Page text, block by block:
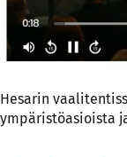
Hesarin
ympäristöasioista